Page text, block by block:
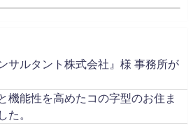
サルタント株式会社』様 事務所が
機能性を高めたコの字型のお住ま
た。